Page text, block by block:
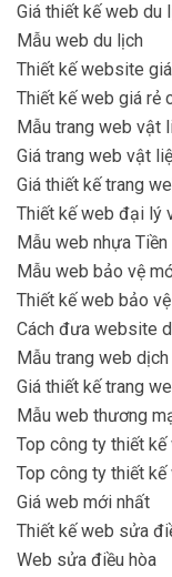
Giá thiết kế web du
Mẫu web du lịch
Thiết kế website
Thiết kế web giá rẻ
Mẫu trang web vật
Giá trang web vật
Giá thiết kế trang
Thiết kế web đại lý
Mẫu web nhựa
Mẫu web bảo vệ
Thiết kế web bảo
Cách đưa website
Mẫu trang web
Giá thiết kế trang
Mẫu web thương
Top công ty thiết
Top công ty thiết
Giá web mới nhất
Thiết kế web sửa
Web sửa điều hòa